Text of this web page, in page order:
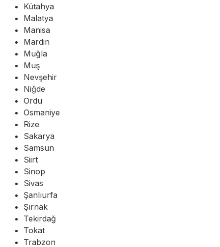
Kütahya
Malatya
Manisa
Mardin
Muğla
Muş
Nevşehir
Niğde
Ordu
Osmaniye
Rize
Sakarya
Samsun
Siirt
Sinop
Sivas
Şanlıurfa
Şırnak
Tekirdağ
Tokat
Trabzon